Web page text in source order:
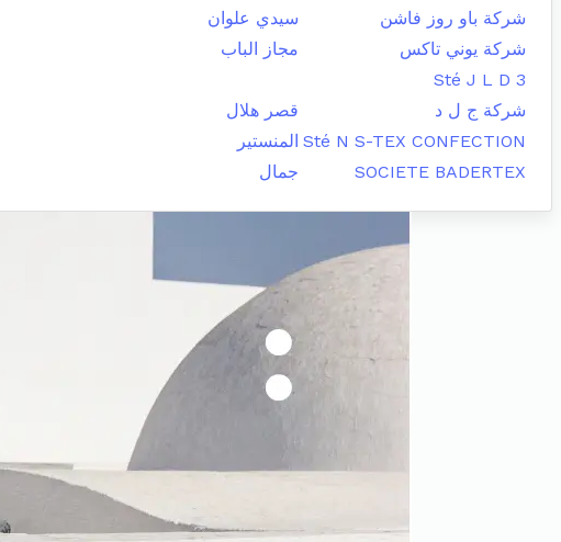
شركة باو روز فاشن
سيدي علوان
شركة يوني تاكس
مجاز الباب
Sté J L D 3
شركة ج ل د
قصر هلال
Sté N S-TEX CONFECTION المنستير
SOCIETE BADERTEX
جمال